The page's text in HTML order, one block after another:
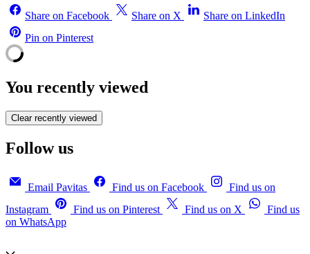
Share on Facebook
Share on X
Share on LinkedIn
Pin on Pinterest
You recently viewed
Clear recently viewed
Follow us
Email Pavitas Find us on Facebook
Find us on
Instagram
Find us on Pinterest Find us on X
Find us
on WhatsApp